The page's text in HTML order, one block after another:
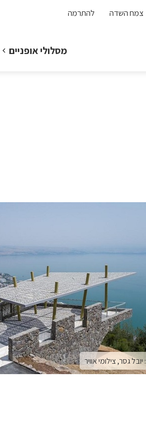
צמח השדה להתרמה
מסלולי אופניים
יובל גסר, צילומי אוויר